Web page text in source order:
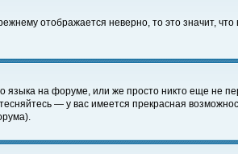
отображается неверно, то это значит,
на форуме, или же просто никто еще не
— у вас имеется прекрасная